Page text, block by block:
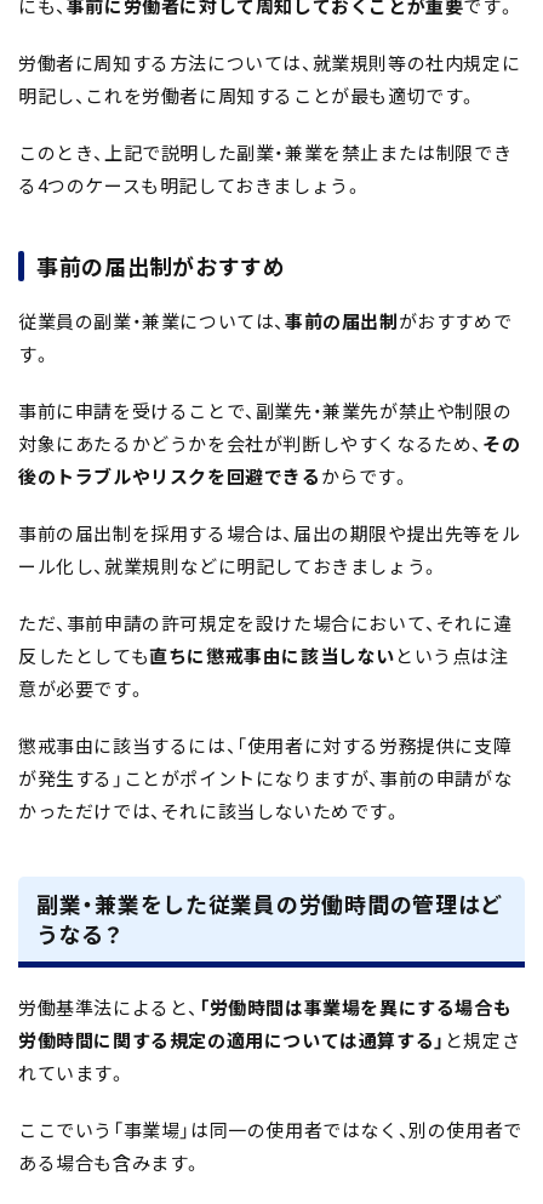
にも、事前に労働者に対して周知しておくことが重要です。
労働者に周知する方法については、就業規則等の社内規定に
明記し、これを労働者に周知することが最も適切です。
このとき、上記で説明した副業・兼業を禁止または制限でき
る4つのケースも明記しておきましょう。
事前の届出制がおすすめ
従業員の副業・兼業については、事前の届出制がおすすめで
す。
事前に申請を受けることで、副業先・兼業先が禁止や制限の
対象にあたるかどうかを会社が判断しやすくなるため、 その
後のトラブルやリスクを回避できるからです。
事前の届出制を採用する場合は、届出の期限や提出先等をル
ール化し、就業規則などに明記しておきましょう。
ただ、事前申請の許可規定を設けた場合において、それに違
反したとしても直ちに懲戒事由に該当しないという点は注
意が必要です。
懲戒事由に該当するには、「使用者に対する労務提供に支障
が発生する」ことがポイントになりますが、事前の申請がな
かっただけでは、それに該当しないためです。
副業・兼業をした従業員の労働時間の管理はど
うなる？
労働基準法によると、 「労働時間は事業場を異にする場合も
労働時間に関する規定の適用については通算する」 と規定さ
れています。
ここでいう「事業場」は同一の使用者ではなく、別の使用者で
ある場合も含みます。